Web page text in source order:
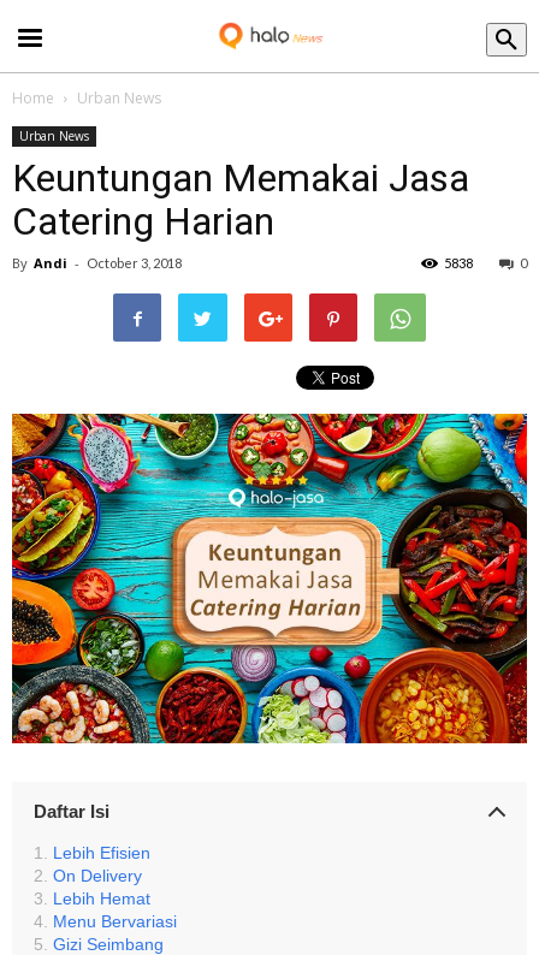
Home Urban News
Urban News
Keuntungan Memakai Jasa
Catering Harian
By Andi - October 3, 2018 0
5838
Daftar Isi
Lebih Efisien
On Delivery
Lebih Hemat
Menu Bervariasi
Gizi Seimbang